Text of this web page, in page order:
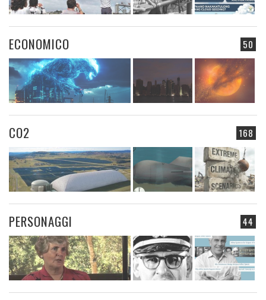
50
ECONOMICO
168
CO2
44
PERSONAGGI